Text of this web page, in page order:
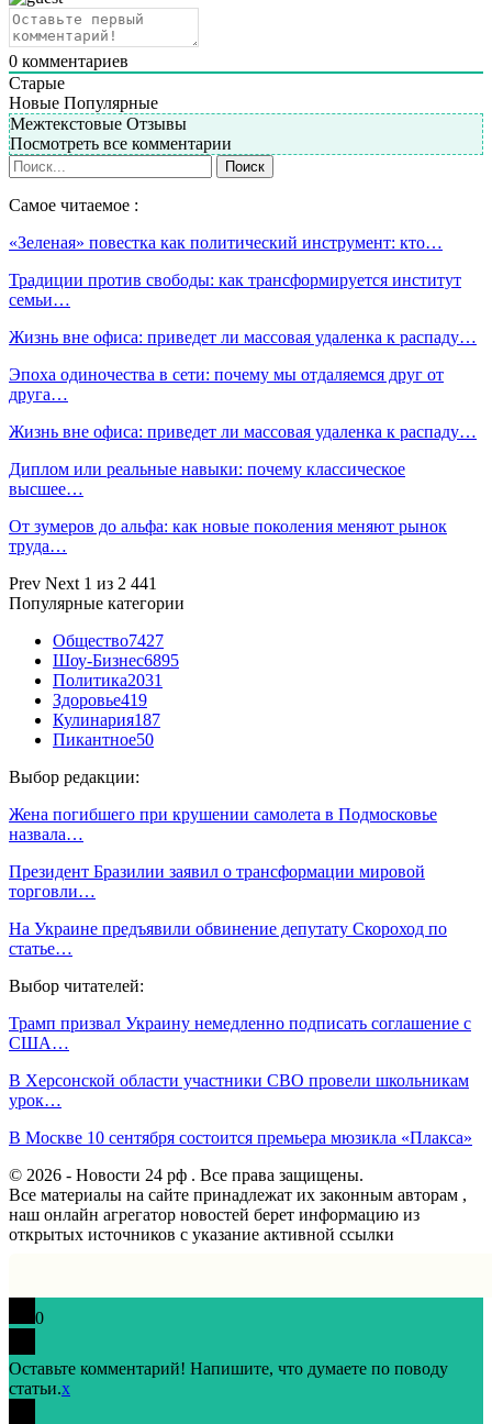
0 комментариев
Старые
Новые Популярные
Межтекстовые Отзывы
Посмотреть все комментарии
Самое читаемое :
«Зеленая» повестка как политический инструмент: кто…
Традиции против свободы: как трансформируется институт
семьи…
Жизнь вне офиса: приведет ли массовая удаленка к распаду…
Эпоха одиночества в сети: почему мы отдаляемся друг от
друга…
Жизнь вне офиса: приведет ли массовая удаленка к распаду…
Диплом или реальные навыки: почему классическое
высшее…
От зумеров до альфа: как новые поколения меняют рынок
труда…
Prev Next 1 из 2 441
Популярные категории
Общество7427
Шоу-Бизнес6895
Политика2031
Здоровье419
Кулинария187
Пикантное50
Выбор редакции:
Жена погибшего при крушении самолета в Подмосковье
назвала…
Президент Бразилии заявил о трансформации мировой
торговли…
На Украине предъявили обвинение депутату Скороход по
статье…
Выбор читателей:
Трамп призвал Украину немедленно подписать соглашение с
США…
В Херсонской области участники СВО провели школьникам
урок…
В Москве 10 сентября состоится премьера мюзикла «Плакса»
© 2026 - Новости 24 рф . Все права защищены.
Все материалы на сайте принадлежат их законным авторам ,
наш онлайн агрегатор новостей берет информацию из
открытых источников с указание активной ссылки
0
Оставьте комментарий! Напишите, что думаете по поводу
статьи.x